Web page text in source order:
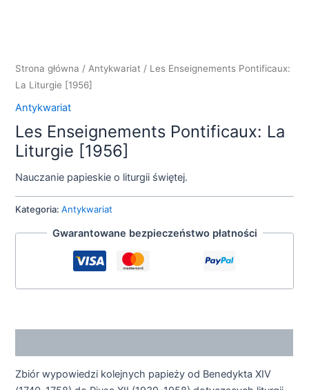
Strona główna / Antykwariat / Les Enseignements Pontificaux:
La Liturgie [1956]
Antykwariat
Les Enseignements Pontificaux: La
Liturgie [1956]
Nauczanie papieskie o liturgii świętej.
Kategoria:Antykwariat
Gwarantowane bezpieczeństwo płatności
Zbiór wypowiedzi kolejnych papieży od Benedykta XIV